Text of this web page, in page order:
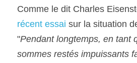
récent essai sur la situation
"Pendant longtemps, en tant
sommes restés impuissants